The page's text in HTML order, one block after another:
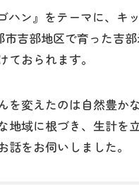
ハン』をテーマに、キ
吉部地区で育った吉
おられます。
を変えたのは自然豊か
地域に根づき、生計を
をお伺いしました。